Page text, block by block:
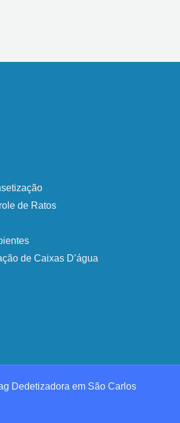
de Ratos
de Caixas D’água​
Dedetizadora em São Carlos